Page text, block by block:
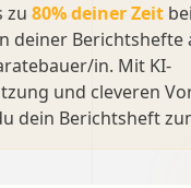
zu 80% deiner Zeit
deiner Berichtshefte
in. Mit KI-
und cleveren
dein Berichtsheft